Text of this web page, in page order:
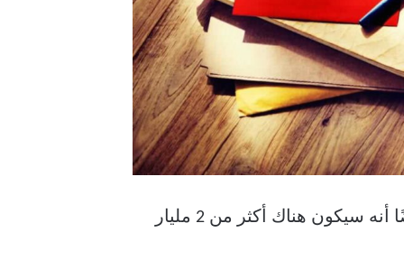
70-80 ٪ من الناس يبحثون عن شركة عبر الإنترنت قبل التفاعل مع الأعمال التجارية. ويقدر أيضًا أنه سيكون هناك أكثر من 2 مليار